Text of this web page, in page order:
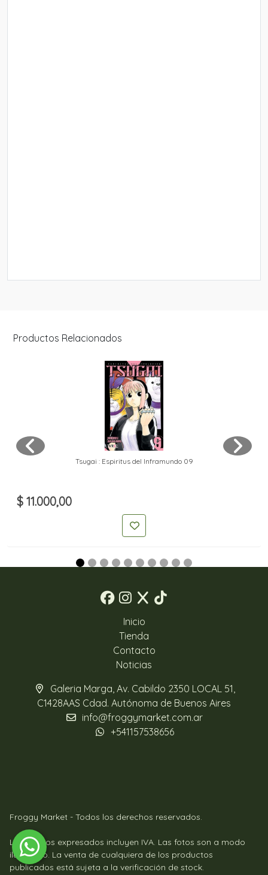
Productos Relacionados
Tsugai : Espiritus del Inframundo 09
$ 11.000,00
Inicio
Tienda
Contacto
Noticias
Galeria Marga, Av. Cabildo 2350 LOCAL 51,
C1428AAS Cdad. Autónoma de Buenos Aires
info@froggymarket.com.ar
+541157538656
Froggy Market - Todos los derechos reservados.
Los precios expresados incluyen IVA. Las fotos son a modo
ilustrativo. La venta de cualquiera de los productos
publicados está sujeta a la verificación de stock.